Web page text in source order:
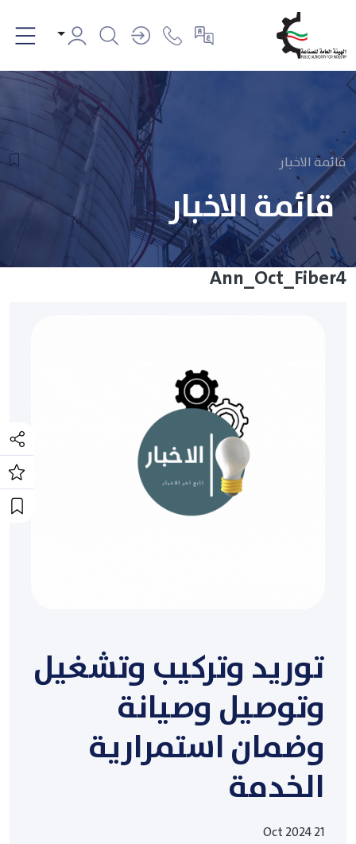
قائمة الاخبار
قائمة الاخبار
Ann_Oct_Fiber4
توريد وتركيب وتشغيل
وتوصيل وصيانة
وضمان استمرارية
الخدمة
21 Oct 2024